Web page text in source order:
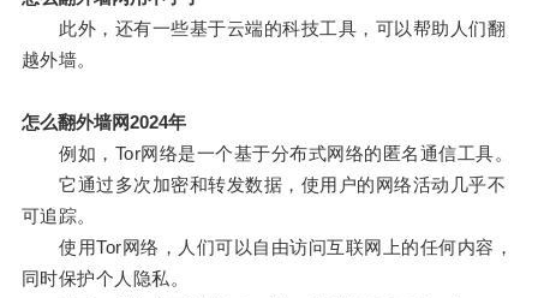
此外，还有一些基于云端的科技工具，可以帮助人们翻
越外墙。
怎么翻外墙网2024年
例如，Tor网络是一个基于分布式网络的匿名通信工具。
它通过多次加密和转发数据，使用户的网络活动几乎不
可追踪。
使用Tor网络，人们可以自由访问互联网上的任何内容，
同时保护个人隐私。